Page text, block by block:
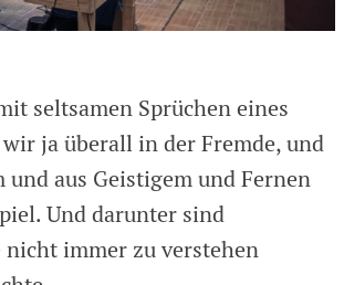
seltsamen Sprüchen eines
ja überall in der Fremde, und
aus Geistigem und Fernen
Und darunter sind
immer zu verstehen